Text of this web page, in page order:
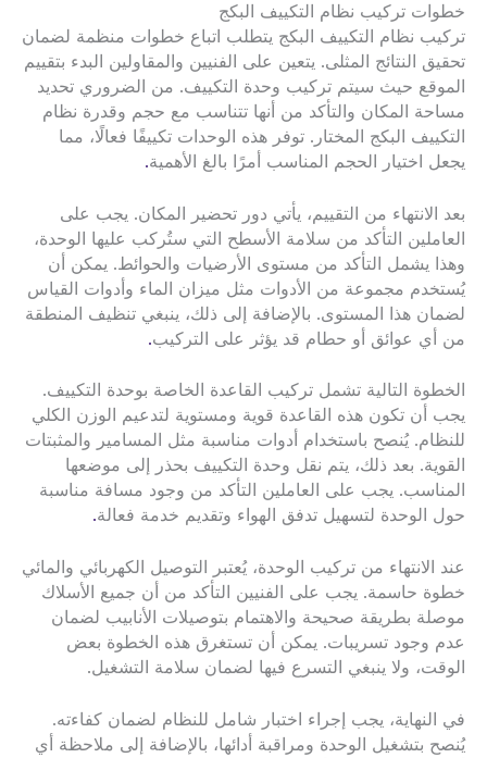
خطوات تركيب نظام التكييف البكج
تركيب نظام التكييف البكج يتطلب اتباع خطوات منظمة لضمان
تحقيق النتائج المثلى. يتعين على الفنيين والمقاولين البدء بتقييم
الموقع حيث سيتم تركيب وحدة التكييف. من الضروري تحديد
مساحة المكان والتأكد من أنها تتناسب مع حجم وقدرة نظام
التكييف البكج المختار. توفر هذه الوحدات تكييفًا فعالًا، مما
يجعل اختيار الحجم المناسب أمرًا بالغ الأهمية.
بعد الانتهاء من التقييم، يأتي دور تحضير المكان. يجب على
العاملين التأكد من سلامة الأسطح التي ستُركب عليها الوحدة،
وهذا يشمل التأكد من مستوى الأرضيات والحوائط. يمكن أن
يُستخدم مجموعة من الأدوات مثل ميزان الماء وأدوات القياس
لضمان هذا المستوى. بالإضافة إلى ذلك، ينبغي تنظيف المنطقة
من أي عوائق أو حطام قد يؤثر على التركيب.
الخطوة التالية تشمل تركيب القاعدة الخاصة بوحدة التكييف.
يجب أن تكون هذه القاعدة قوية ومستوية لتدعيم الوزن الكلي
للنظام. يُنصح باستخدام أدوات مناسبة مثل المسامير والمثبتات
القوية. بعد ذلك، يتم نقل وحدة التكييف بحذر إلى موضعها
المناسب. يجب على العاملين التأكد من وجود مسافة مناسبة
حول الوحدة لتسهيل تدفق الهواء وتقديم خدمة فعالة.
عند الانتهاء من تركيب الوحدة، يُعتبر التوصيل الكهربائي والمائي
خطوة حاسمة. يجب على الفنيين التأكد من أن جميع الأسلاك
موصلة بطريقة صحيحة والاهتمام بتوصيلات الأنابيب لضمان
عدم وجود تسريبات. يمكن أن تستغرق هذه الخطوة بعض
الوقت، ولا ينبغي التسرع فيها لضمان سلامة التشغيل.
في النهاية، يجب إجراء اختبار شامل للنظام لضمان كفاءته.
يُنصح بتشغيل الوحدة ومراقبة أدائها، بالإضافة إلى ملاحظة أي